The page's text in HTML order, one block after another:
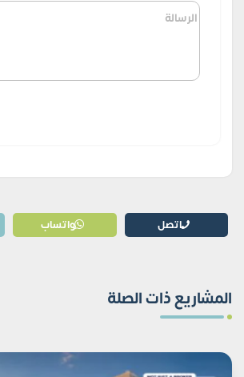
اتصل واتساب
المشاريع ذات الصلة